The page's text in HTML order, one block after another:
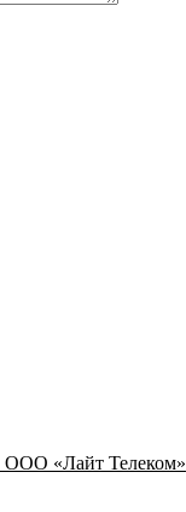
ООО «Лайт Телеком»